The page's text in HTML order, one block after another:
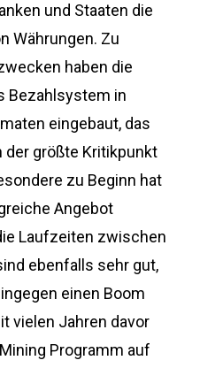
und Staaten die
Währungen. Zu
haben die
Bezahlsystem in
eingebaut, das
größte Kritikpunkt
zu Beginn hat
Angebot
Laufzeiten zwischen
ebenfalls sehr gut,
einen Boom
vielen Jahren davor
Programm auf